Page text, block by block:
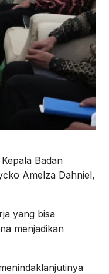
Badan
Amelza Dahniel,
yang bisa
menjadikan